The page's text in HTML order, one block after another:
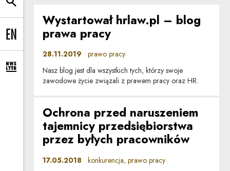
rozwiń wyszukiwarkę
Change language to EN
rozwiń formularz zapisu na newsletter
Wystartował hrlaw.pl – blog
prawa pracy
28.11.2019 prawo pracy
Nasz blog jest dla wszystkich tych, którzy swoje
zawodowe życie związali z prawem pracy oraz HR.
Ochrona przed naruszeniem
tajemnicy przedsiębiorstwa
przez byłych pracowników
17.05.2018 konkurencja, prawo pracy